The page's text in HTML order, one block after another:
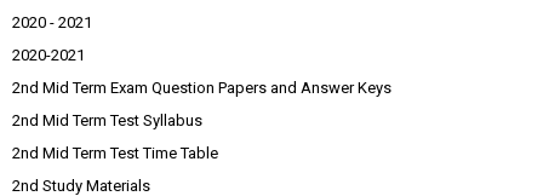
2020 - 2021
2020-2021
2nd Mid Term Exam Question Papers and Answer Keys
2nd Mid Term Test Syllabus
2nd Mid Term Test Time Table
2nd Study Materials